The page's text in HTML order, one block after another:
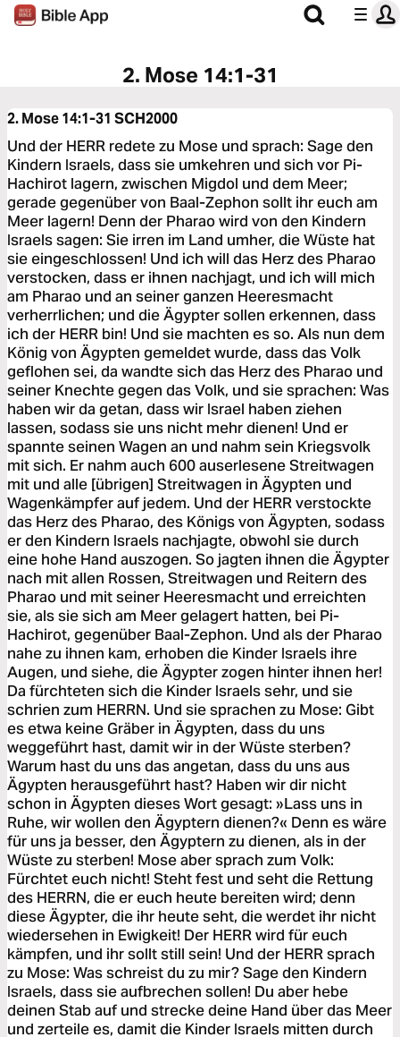
2. Mose 14:1-31
2. Mose 14:1-31 SCH2000
Und der HERR redete zu Mose und sprach: Sage den
Kindern Israels, dass sie umkehren und sich vor Pi-
Hachirot lagern, zwischen Migdol und dem Meer;
gerade gegenüber von Baal-Zephon sollt ihr euch am
Meer lagern! Denn der Pharao wird von den Kindern
Israels sagen: Sie irren im Land umher, die Wüste hat
sie eingeschlossen! Und ich will das Herz des Pharao
verstocken, dass er ihnen nachjagt, und ich will mich
am Pharao und an seiner ganzen Heeresmacht
verherrlichen; und die Ägypter sollen erkennen, dass
ich der HERR bin! Und sie machten es so. Als nun dem
König von Ägypten gemeldet wurde, dass das Volk
geflohen sei, da wandte sich das Herz des Pharao und
seiner Knechte gegen das Volk, und sie sprachen: Was
haben wir da getan, dass wir Israel haben ziehen
lassen, sodass sie uns nicht mehr dienen! Und er
spannte seinen Wagen an und nahm sein Kriegsvolk
mit sich. Er nahm auch 600 auserlesene Streitwagen
mit und alle [übrigen] Streitwagen in Ägypten und
Wagenkämpfer auf jedem. Und der HERR verstockte
das Herz des Pharao, des Königs von Ägypten, sodass
er den Kindern Israels nachjagte, obwohl sie durch
eine hohe Hand auszogen. So jagten ihnen die Ägypter
nach mit allen Rossen, Streitwagen und Reitern des
Pharao und mit seiner Heeresmacht und erreichten
sie, als sie sich am Meer gelagert hatten, bei Pi-
Hachirot, gegenüber Baal-Zephon. Und als der Pharao
nahe zu ihnen kam, erhoben die Kinder Israels ihre
Augen, und siehe, die Ägypter zogen hinter ihnen her!
Da fürchteten sich die Kinder Israels sehr, und sie
schrien zum HERRN. Und sie sprachen zu Mose: Gibt
es etwa keine Gräber in Ägypten, dass du uns
weggeführt hast, damit wir in der Wüste sterben?
Warum hast du uns das angetan, dass du uns aus
Ägypten herausgeführt hast? Haben wir dir nicht
schon in Ägypten dieses Wort gesagt: »Lass uns in
Ruhe, wir wollen den Ägyptern dienen?« Denn es wäre
für uns ja besser, den Ägyptern zu dienen, als in der
Wüste zu sterben! Mose aber sprach zum Volk:
Fürchtet euch nicht! Steht fest und seht die Rettung
des HERRN, die er euch heute bereiten wird; denn
diese Ägypter, die ihr heute seht, die werdet ihr nicht
wiedersehen in Ewigkeit! Der HERR wird für euch
kämpfen, und ihr sollt still sein! Und der HERR sprach
zu Mose: Was schreist du zu mir? Sage den Kindern
Israels, dass sie aufbrechen sollen! Du aber hebe
deinen Stab auf und strecke deine Hand über das Meer
und zerteile es, damit die Kinder Israels mitten durch